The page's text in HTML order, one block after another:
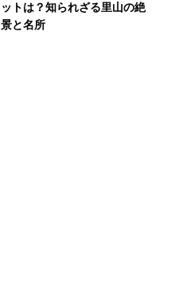
ットは？知られざる里山の絶
景と名所